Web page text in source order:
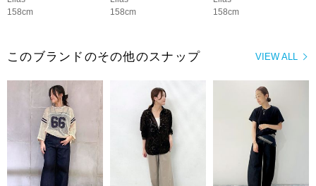
158cm
158cm
158cm
VIEW ALL
このブランドのその他のスナップ